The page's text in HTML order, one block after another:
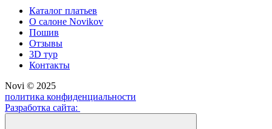
Каталог платьев
О салоне Novikov
Пошив
Отзывы
3D тур
Контакты
Novi © 2025
политика конфиденциальности
Разработка сайта: